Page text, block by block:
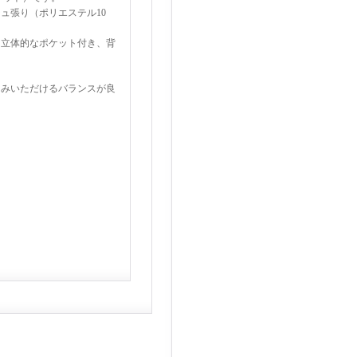
張り（ポリエステル10
体的なポケット付き、背
いただけるバランスが良